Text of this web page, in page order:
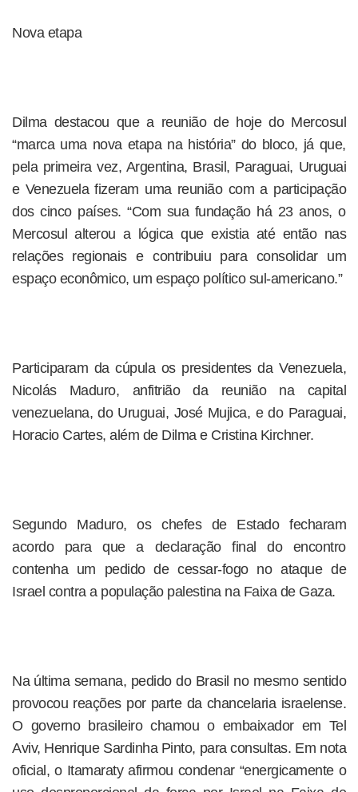
Nova etapa
Dilma destacou que a reunião de hoje do Mercosul
“marca uma nova etapa na história” do bloco, já que,
pela primeira vez, Argentina, Brasil, Paraguai, Uruguai
e Venezuela fizeram uma reunião com a participação
dos cinco países. “Com sua fundação há 23 anos, o
Mercosul alterou a lógica que existia até então nas
relações regionais e contribuiu para consolidar um
espaço econômico, um espaço político sul-americano.”
Participaram da cúpula os presidentes da Venezuela,
Nicolás Maduro, anfitrião da reunião na capital
venezuelana, do Uruguai, José Mujica, e do Paraguai,
Horacio Cartes, além de Dilma e Cristina Kirchner.
Segundo Maduro, os chefes de Estado fecharam
acordo para que a declaração final do encontro
contenha um pedido de cessar-fogo no ataque de
Israel contra a população palestina na Faixa de Gaza.
Na última semana, pedido do Brasil no mesmo sentido
provocou reações por parte da chancelaria israelense.
O governo brasileiro chamou o embaixador em Tel
Aviv, Henrique Sardinha Pinto, para consultas. Em nota
oficial, o Itamaraty afirmou condenar “energicamente o